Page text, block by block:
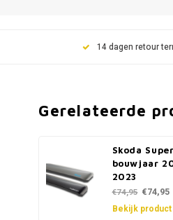
14 dagen retour
Gerelateerde
Skoda
bouwjaar
2023
€74,95 €74,95
Bekijk product